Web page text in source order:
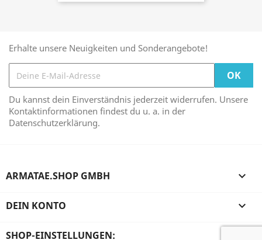
Erhalte unsere Neuigkeiten und Sonderangebote!
Du kannst dein Einverständnis jederzeit widerrufen. Unsere
Kontaktinformationen findest du u. a. in der
Datenschutzerklärung.
ARMATAE.SHOP GMBH 
DEIN KONTO 
SHOP-EINSTELLUNGEN: